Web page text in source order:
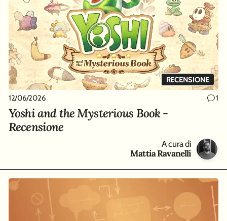
RECENSIONE
12/06/2026 1
Yoshi and the Mysterious Book -
Recensione
A cura di
Mattia Ravanelli